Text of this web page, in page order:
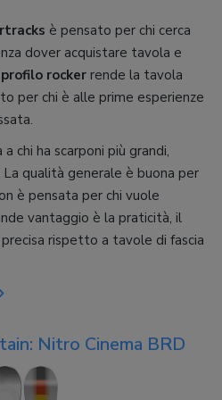
è pensato per chi cerca
dover acquistare tavola e
profilo rocker rende la tavola
per chi è alle prime esperienze
chi ha scarponi più grandi,
qualità generale è buona per
è pensata per chi vuole
vantaggio è la praticità, il
rispetto a tavole di fascia
Nitro Cinema BRD